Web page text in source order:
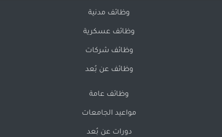
وظائف مدنية
وظائف عسكرية
وظائف شركات
وظائف عن بُعد
وظائف عامة
مواعيد الجامعات
دورات عن بُعد